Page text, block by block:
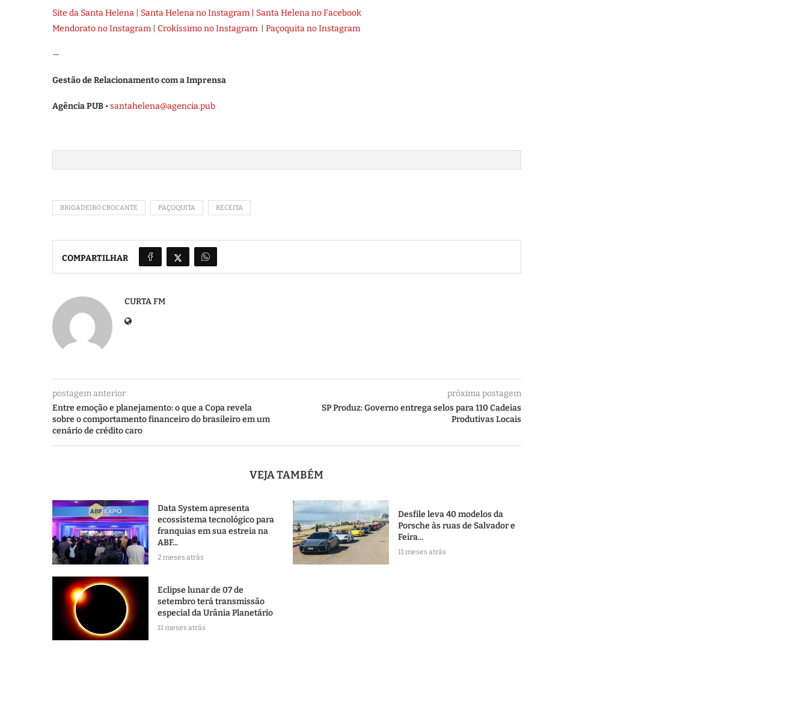
Site da Santa Helena Santa Helena no Instagram
Santa Helena no Facebook
Mendorato no Instagram
Crokíssimo no Instagram Paçoquita no Instagram
—
Gestão de Relacionamento com a Imprensa
Agência PUB •santahelena@agencia.pub
BRIGADEIRO CROCANTE PAÇOQUITA RECEITA
COMPARTILHAR
CURTA FM
postagem anterior
Entre emoção e planejamento: o que a Copa revela
sobre o comportamento financeiro do brasileiro em um
cenário de crédito caro
próxima postagem
SP Produz: Governo entrega selos para 110 Cadeias
Produtivas Locais
VEJA TAMBÉM
Data System apresenta
ecossistema tecnológico para
franquias em sua estreia na
ABF...
2 meses atrás
Desfile leva 40 modelos da
Porsche às ruas de Salvador e
Feira...
11 meses atrás
Eclipse lunar de 07 de
setembro terá transmissão
especial da Urânia Planetário
11 meses atrás